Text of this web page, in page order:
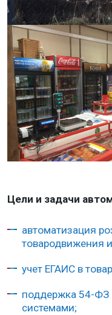
Цели и задачи
автоматизация
товародвижения
учет ЕГАИС в
поддержка 54-ФЗ
системами;